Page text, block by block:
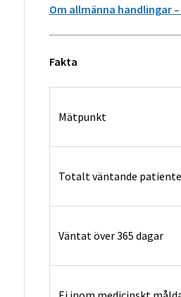
Om allmänna handlingar
Fakta
Mätpunkt
Totalt väntande
Väntat över 365 dagar